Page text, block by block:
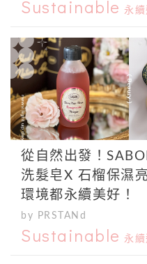
Sustainable 永
從自然出發！
洗髮皂X 石榴保濕
環境都永續美好！
by PRSTANd
Sustainable 永